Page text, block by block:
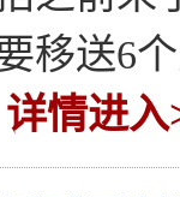
移送6
详情进入